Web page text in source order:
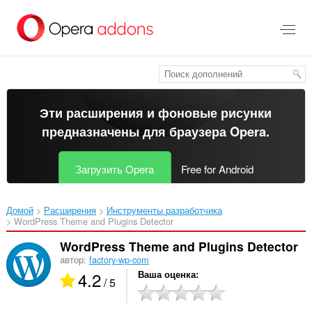
перейти
Эти расширения и фоновые рисунки
предназначены длябраузера Opera.
Загрузить Opera Free for Android
Домой Расширения
Инструменты разработчика
WordPress Theme and Plugins Detector‎
WordPress Theme and Plugins Detector
автор: factory-wp-com
4.2/ 5 Ваша оценка